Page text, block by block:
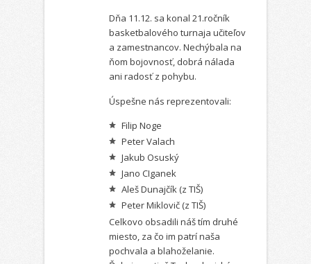
Dňa 11.12. sa konal 21.ročník
basketbalového turnaja učiteľov
a zamestnancov. Nechýbala na
ňom bojovnosť, dobrá nálada
ani radosť z pohybu.
Úspešne nás reprezentovali:
Filip Noge
Peter Valach
Jakub Osuský
Jano CIganek
Aleš Dunajčík (z TIŠ)
Peter Miklovič (z TIŠ)
Celkovo obsadili náš tím druhé
miesto, za čo im patrí naša
pochvala a blahoželanie.